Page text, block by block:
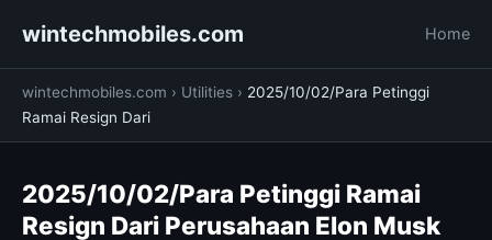
wintechmobiles.com Home
wintechmobiles.com › Utilities › 2025/10/02/Para Petinggi
Ramai Resign Dari
2025/10/02/Para Petinggi Ramai
Resign Dari Perusahaan Elon Musk